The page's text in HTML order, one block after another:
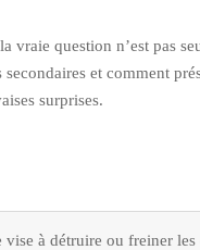
vraie question n’est pas
et comment
surprises.
à détruire ou freiner